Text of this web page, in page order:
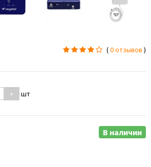
(0 отзывов )
+ шт
В наличии